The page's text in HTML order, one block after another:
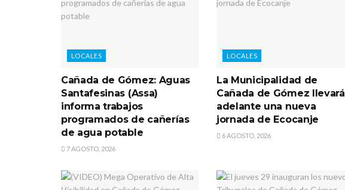
LOCALES
Cañada de Gómez: Aguas
Santafesinas (Assa)
informa trabajos
programados de cañerías
de agua potable
7 AGOSTO, 2026
LOCALES
La Municipalidad de
Cañada de Gómez llevará
adelante una nueva
jornada de Ecocanje
6 AGOSTO, 2026